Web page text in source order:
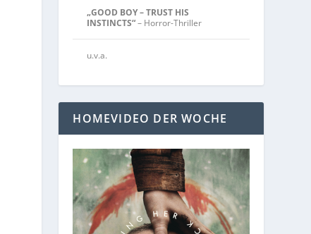
„GOOD BOY – TRUST HIS
INSTINCTS“– Horror-Thriller
u.v.a.
HOMEVIDEO DER WOCHE